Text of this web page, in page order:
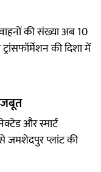
की संख्या अब 10
की दिशा में
और स्मार्ट
जमशेदपुर प्लांट की